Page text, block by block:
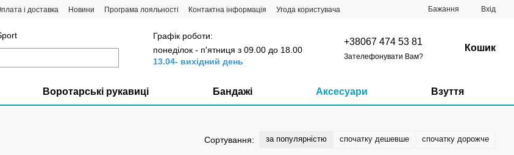
і доставка Новини Програма лояльності Контактна інформація Угода користувача Бажання Вхід
Графік роботи:
понеділок - п'ятниця з 09.00 до 18.00
13.04- вихідний день
+38067 474 53 81
Зателефонувати Вам?
Кошик
Воротарські рукавиці Бандажі Аксесуари Взуття
Сортування: за популярністю спочатку дешевше спочатку дорожче